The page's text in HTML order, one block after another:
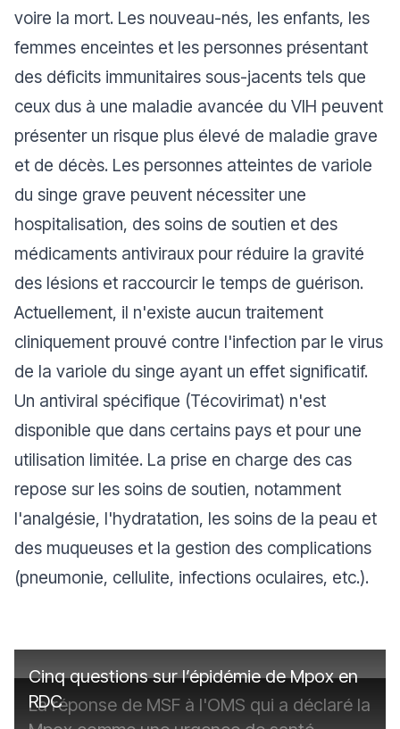
voire la mort. Les nouveau-nés, les enfants, les
femmes enceintes et les personnes présentant
des déficits immunitaires sous-jacents tels que
ceux dus à une maladie avancée du VIH peuvent
présenter un risque plus élevé de maladie grave
et de décès. Les personnes atteintes de variole
du singe grave peuvent nécessiter une
hospitalisation, des soins de soutien et des
médicaments antiviraux pour réduire la gravité
des lésions et raccourcir le temps de guérison.
Actuellement, il n'existe aucun traitement
cliniquement prouvé contre l'infection par le virus
de la variole du singe ayant un effet significatif.
Un antiviral spécifique (Técovirimat) n'est
disponible que dans certains pays et pour une
utilisation limitée. La prise en charge des cas
repose sur les soins de soutien, notamment
l'analgésie, l'hydratation, les soins de la peau et
des muqueuses et la gestion des complications
(pneumonie, cellulite, infections oculaires, etc.).
Cinq questions sur l’épidémie de Mpox en
RDC
La réponse de MSF à l'OMS qui a déclaré la